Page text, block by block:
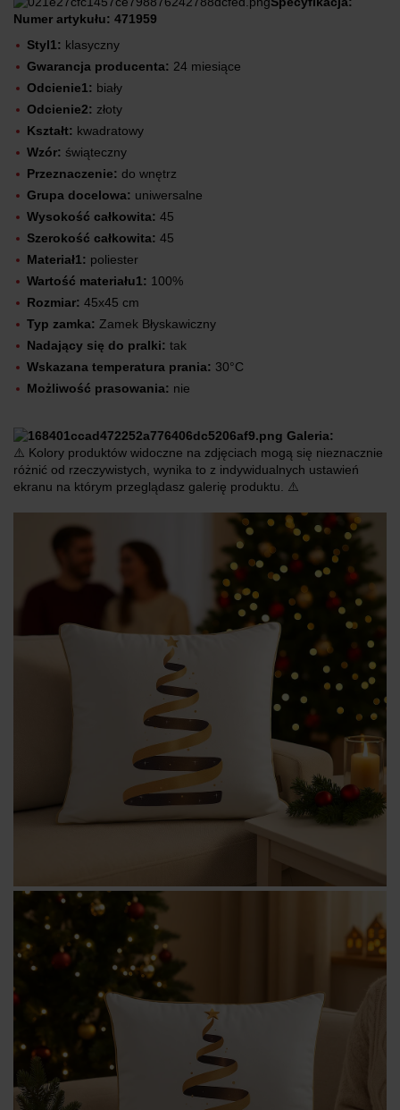
Numer artykułu: 471959
Styl1: klasyczny
Gwarancja producenta: 24 miesiące
Odcienie1: biały
Odcienie2: złoty
Kształt: kwadratowy
Wzór: świąteczny
Przeznaczenie: do wnętrz
Grupa docelowa: uniwersalne
Wysokość całkowita: 45
Szerokość całkowita: 45
Materiał1: poliester
Wartość materiału1: 100%
Rozmiar: 45x45 cm
Typ zamka: Zamek Błyskawiczny
Nadający się do pralki: tak
Wskazana temperatura prania: 30°C
Możliwość prasowania: nie
Galeria:
⚠️ Kolory produktów widoczne na zdjęciach mogą się nieznacznie
różnić od rzeczywistych, wynika to z indywidualnych ustawień
ekranu na którym przeglądasz galerię produktu. ⚠️